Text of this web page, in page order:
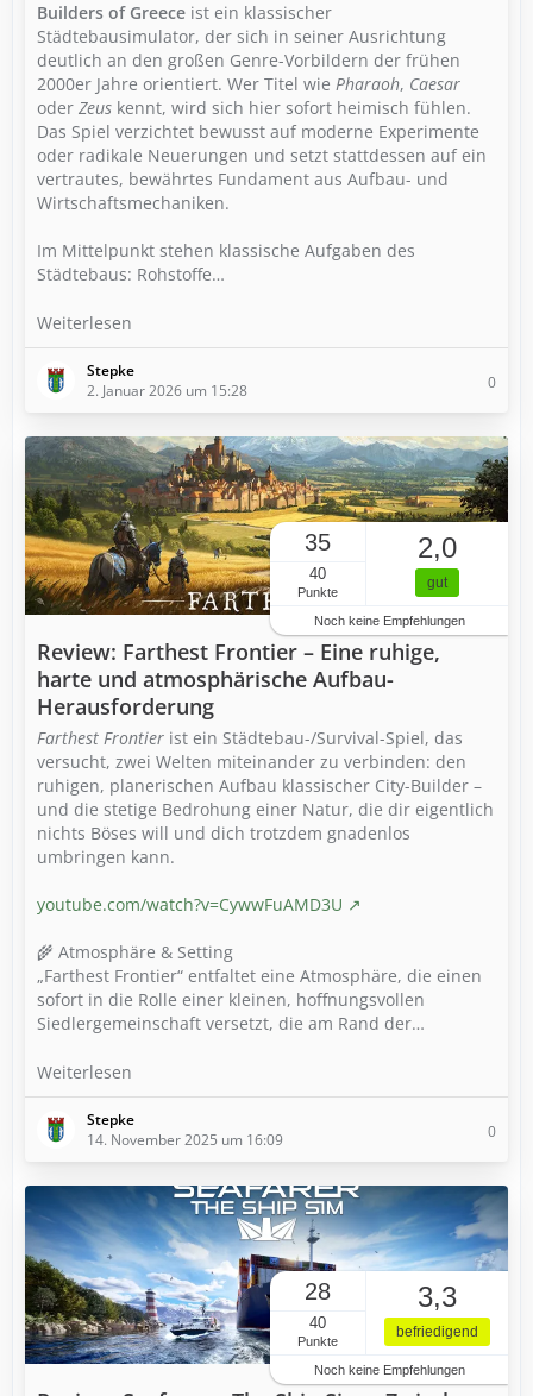
Builders of Greece ist ein klassischer
Städtebausimulator, der sich in seiner Ausrichtung
deutlich an den großen Genre-Vorbildern der frühen
2000er Jahre orientiert. Wer Titel wie Pharaoh, Caesar
oder Zeus kennt, wird sich hier sofort heimisch fühlen.
Das Spiel verzichtet bewusst auf moderne Experimente
oder radikale Neuerungen und setzt stattdessen auf ein
vertrautes, bewährtes Fundament aus Aufbau- und
Wirtschaftsmechaniken.
Im Mittelpunkt stehen klassische Aufgaben des
Städtebaus: Rohstoffe…
Weiterlesen
Stepke
2. Januar 2026 um 15:28
0
35
40
Punkte
2,0
gut
Noch keine Empfehlungen
Review: Farthest Frontier – Eine ruhige,
harte und atmosphärische Aufbau-
Herausforderung
Farthest Frontier ist ein Städtebau-/Survival-Spiel, das
versucht, zwei Welten miteinander zu verbinden: den
ruhigen, planerischen Aufbau klassischer City-Builder –
und die stetige Bedrohung einer Natur, die dir eigentlich
nichts Böses will und dich trotzdem gnadenlos
umbringen kann.
youtube.com/watch?v=CywwFuAMD3U
🌾 Atmosphäre & Setting
„Farthest Frontier“ entfaltet eine Atmosphäre, die einen
sofort in die Rolle einer kleinen, hoffnungsvollen
Siedlergemeinschaft versetzt, die am Rand der…
Weiterlesen
Stepke
14. November 2025 um 16:09
0
28
40
Punkte
3,3
befriedigend
Noch keine Empfehlungen